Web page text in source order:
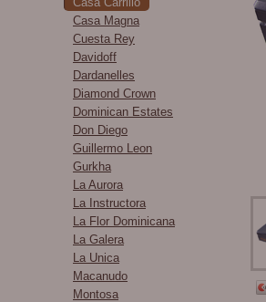
Casa Magna
Cuesta Rey
Davidoff
Dardanelles
Diamond Crown
Dominican Estates
Don Diego
Guillermo Leon
Gurkha
La Aurora
La Instructora
La Flor Dominicana
La Galera
La Unica
Macanudo
Montosa